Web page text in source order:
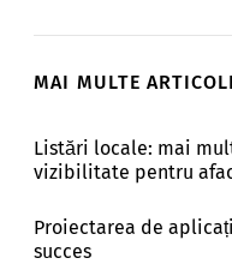
MAI MULTE
Listări locale: mai
vizibilitate pentru
Proiectarea de
succes